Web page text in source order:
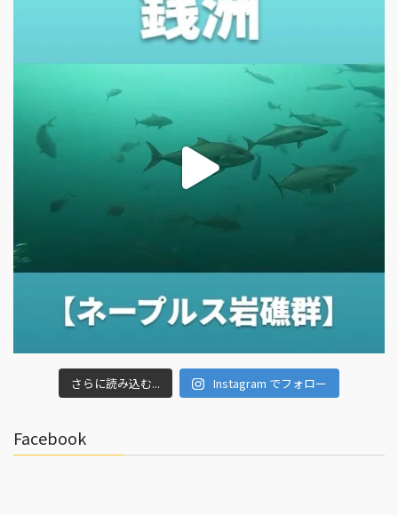
さらに読み込む... Instagram でフォロー
Facebook